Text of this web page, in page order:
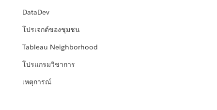
DataDev
โปรเจกต์ของชุมชน
Tableau Neighborhood
โปรแกรมวิชาการ
เหตุการณ์